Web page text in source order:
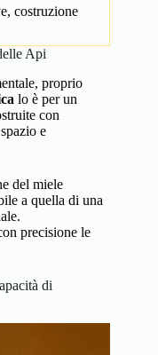
costruzione
Api
proprio
lo è per un
con
e
del miele
a quella di una
precisione le
di